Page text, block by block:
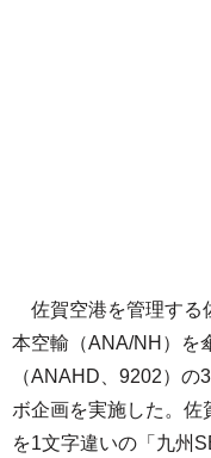
佐賀空港を管理する
本空輸（ANA/NH）を
（ANAHD、9202）
ボ企画を実施した。佐
を1文字違いの「九州